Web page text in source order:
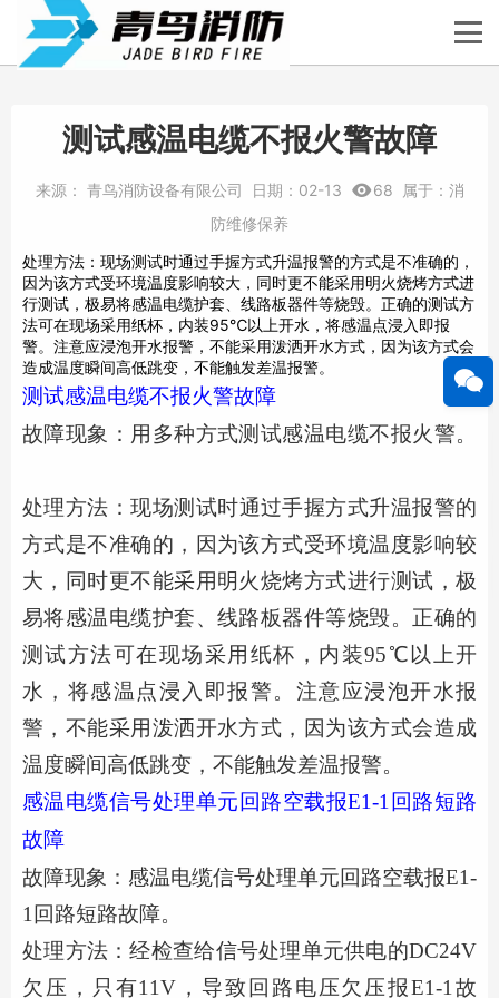
测试感温电缆不报火警故障
来源： 青鸟消防设备有限公司 日期： 02-13 68 属于： 消
防维修保养
处理方法：现场测试时通过手握方式升温报警的方式是不准确的，
因为该方式受环境温度影响较大，同时更不能采用明火烧烤方式进
行测试，极易将感温电缆护套、线路板器件等烧毁。正确的测试方
法可在现场采用纸杯，内装95℃以上开水，将感温点浸入即报
警。注意应浸泡开水报警，不能采用泼洒开水方式，因为该方式会
造成温度瞬间高低跳变，不能触发差温报警。
测试感温电缆不报火警故障
故障现象：用多种方式测试感温电缆不报火警。
处理方法：现场测试时通过手握方式升温报警的
方式是不准确的，因为该方式受环境温度影响较
大，同时更不能采用明火烧烤方式进行测试，极
易将感温电缆护套、线路板器件等烧毁。正确的
测试方法可在现场采用纸杯，内装95℃以上开
水，将感温点浸入即报警。注意应浸泡开水报
警，不能采用泼洒开水方式，因为该方式会造成
温度瞬间高低跳变，不能触发差温报警。
感温电缆信号处理单元回路空载报E1-1回路短路
故障
故障现象：感温电缆信号处理单元回路空载报E1-
1回路短路故障。
处理方法：经检查给信号处理单元供电的DC24V
欠压，只有11V，导致回路电压欠压报E1-1故